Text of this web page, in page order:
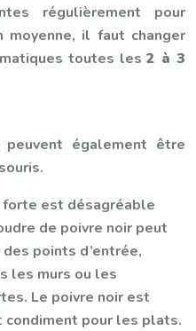
régulièrement pour
moyenne, il faut changer
toutes les2 à 3
également être
forte est désagréable
de poivre noir peut
points d’entrée,
les murs ou les
Le poivre noir est
pour les plats.